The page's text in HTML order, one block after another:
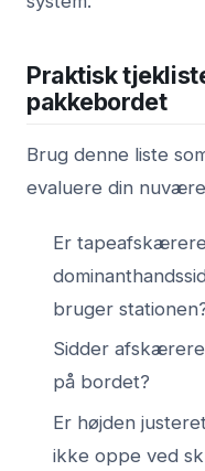
Praktisk
pakkebordet
Brug denne liste
evaluere din
Er
bruger
Sidder
på bordet?
Er højden
ikke oppe ved